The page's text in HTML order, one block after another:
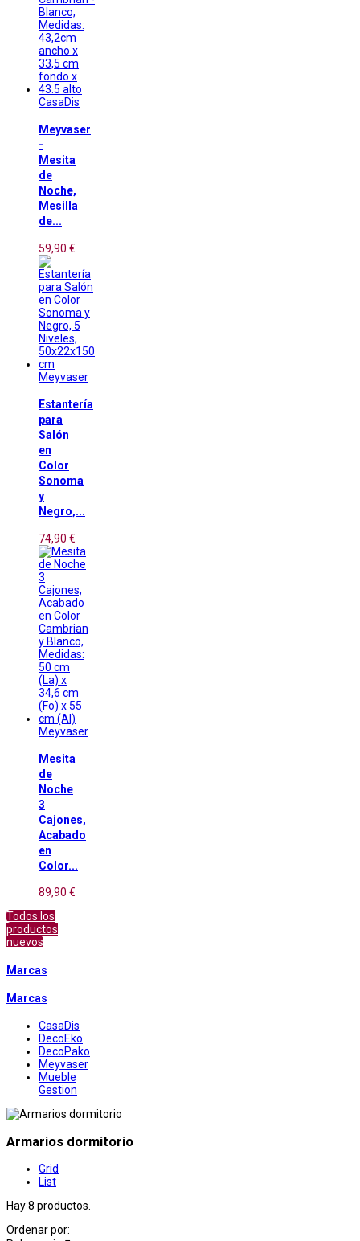
CasaDis
Meyvaser
-
Mesita
de
Noche,
Mesilla
de...
59,90 €
Meyvaser
Estantería
para
Salón
en
Color
Sonoma
y
Negro,...
74,90 €
Meyvaser
Mesita
de
Noche
3
Cajones,
Acabado
en
Color...
89,90 €
Todos los
productos
nuevos
Marcas
Marcas
CasaDis
DecoEko
DecoPako
Meyvaser
Mueble
Gestion
Armarios dormitorio
Grid
List
Hay 8 productos.
Ordenar por: